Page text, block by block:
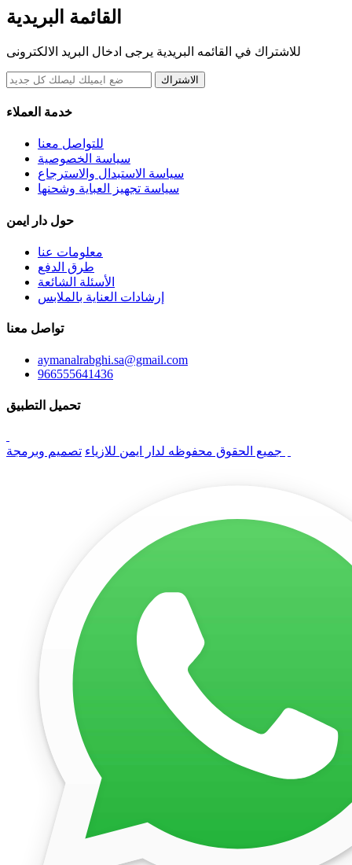
القائمة البريدية
للاشتراك في القائمه البريدية يرجى ادخال البريد الالكترونى
الاشتراك
خدمة العملاء
للتواصل معنا
سياسة الخصوصية
سياسة الاستبدال والاسترجاع
سياسة تجهيز العباية وشحنها
حول دار ايمن
معلومات عنا
طرق الدفع
الأسئلة الشائعة
إرشادات العناية بالملابس
تواصل معنا
aymanalrabghi.sa@gmail.com
966555641436
تحميل التطبيق
جميع الحقوق محفوظه لدار ايمن للازياء